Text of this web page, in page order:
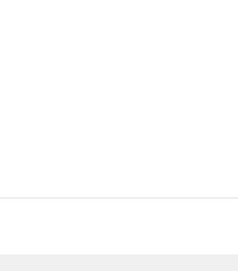
inoxydable D15i -